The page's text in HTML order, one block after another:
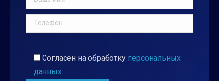
Согласен на обработку персональных
данных